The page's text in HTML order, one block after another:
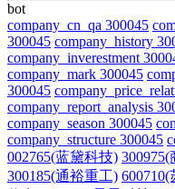
bot
company_cn_qa 300045
300045 company_history
company_inverestment
company_mark 300045
300045
company_report_analysis
company_season 300045
company_structure 300045
002765(蓝黛科技)
300185(通裕重工)